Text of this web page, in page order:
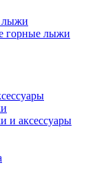
лыжи
горные лыжи
и аксессуары